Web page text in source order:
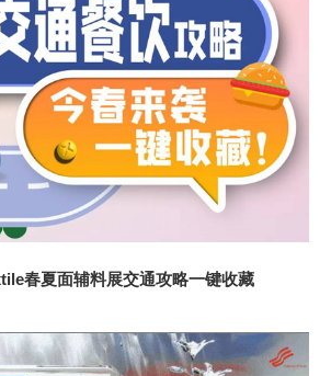
春夏面辅料展交通攻略一键收藏